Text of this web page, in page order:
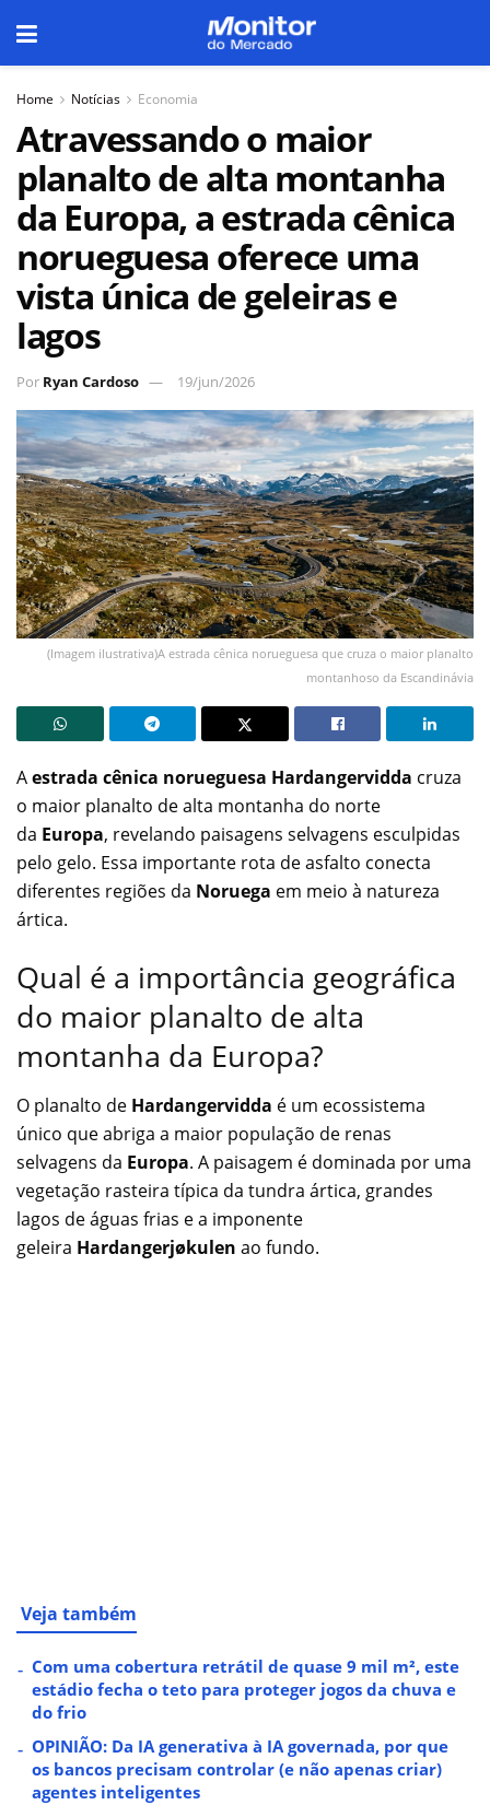
Home Notícias Economia
Atravessando o maior
planalto de alta montanha
da Europa, a estrada cênica
norueguesa oferece uma
vista única de geleiras e
lagos
Por Ryan Cardoso 19/jun/2026
(Imagem ilustrativa)A estrada cênica norueguesa que cruza o maior planalto
montanhoso da Escandinávia
Aestrada cênica norueguesa Hardangervidda cruza
o maior planalto de alta montanha do norte
da Europa, revelando paisagens selvagens esculpidas
pelo gelo. Essa importante rota de asfalto conecta
diferentes regiões da Noruega em meio à natureza
ártica.
Qual é a importância geográfica
do maior planalto de alta
montanha da Europa?
O planalto de Hardangervidda é um ecossistema
único que abriga a maior população de renas
selvagens da Europa. A paisagem é dominada por uma
vegetação rasteira típica da tundra ártica, grandes
lagos de águas frias e a imponente
geleira Hardangerjøkulen ao fundo.
Veja também
Com uma cobertura retrátil de quase 9 mil m², este
estádio fecha o teto para proteger jogos da chuva e
do frio
OPINIÃO: Da IA generativa à IA governada, por que
os bancos precisam controlar (e não apenas criar)
agentes inteligentes